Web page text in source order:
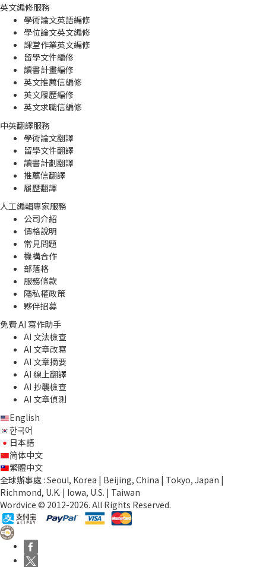
英文編修服務
學術論文英語編修
學位論文英文編修
課堂作業英文編修
留學文件編修
讀書計畫編修
英文推薦信編修
英文履歷編修
英文求職信編修
中英翻譯服務
學術論文翻譯
留學文件翻譯
讀書計劃翻譯
推薦信翻譯
履歷翻譯
人工編輯專家服務
公司介紹
價格說明
常見問題
機構合作
部落格
服務條款
隱私權政策
夥伴招募
免費 AI 寫作助手
AI 文法檢查
AI 文章改寫
AI 文章摘要
AI 線上翻譯
AI 抄襲檢查
AI 文章偵測
English
한국어
日本語
简体中文
繁體中文
全球辦事處 : Seoul, Korea | Beijing, China | Tokyo, Japan |
Richmond, U.K. | Iowa, U.S. | Taiwan
Wordvice © 2012-2026. All Rights Reserved.